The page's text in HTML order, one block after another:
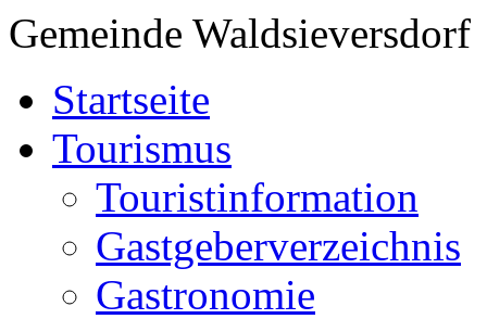
Gemeinde Waldsieversdorf
Startseite
Tourismus
Touristinformation
Gastgeberverzeichnis
Gastronomie